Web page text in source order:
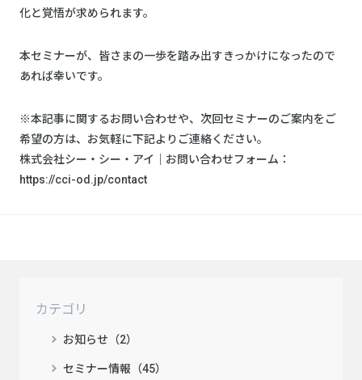
化と覚悟が求められます。
本セミナーが、皆さまの一歩を踏み出すきっかけになったので
あれば幸いです。
※本記事に関するお問い合わせや、次回セミナーのご案内をご
希望の方は、お気軽に下記よりご連絡ください。
株式会社シー・シー・アイ｜お問い合わせフォーム：
https://cci-od.jp/contact
カテゴリ
お知らせ（2）
セミナー情報（45）